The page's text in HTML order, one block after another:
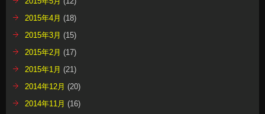
2015年4月 (18)
2015年3月 (15)
2015年2月 (17)
2015年1月 (21)
2014年12月 (20)
2014年11月 (16)